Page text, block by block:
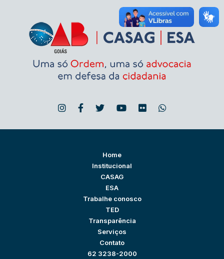
Home
Institucional
CASAG
ESA
Trabalhe conosco
TED
Transparência
Serviços
Contato
62 3238-2000